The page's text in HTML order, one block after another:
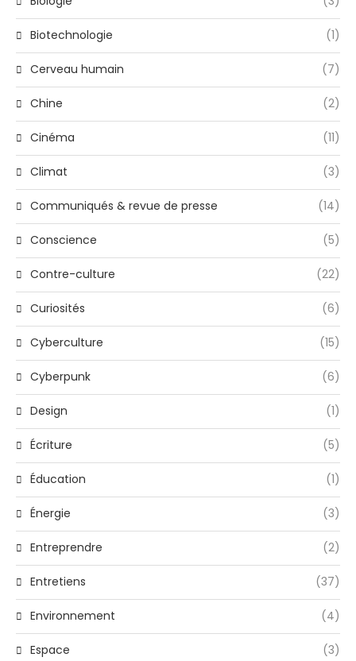
Biotechnologie (1)
Cerveau humain (7)
Chine (2)
Cinéma (11)
Climat (3)
Communiqués & revue de presse (14)
Conscience (5)
Contre-culture (22)
Curiosités (6)
Cyberculture (15)
Cyberpunk (6)
Design (1)
Écriture (5)
Éducation (1)
Énergie (3)
Entreprendre (2)
Entretiens (37)
Environnement (4)
Espace (3)